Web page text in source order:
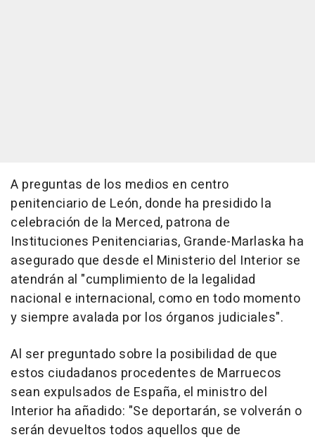
A preguntas de los medios en centro
penitenciario de León, donde ha presidido la
celebración de la Merced, patrona de
Instituciones Penitenciarias, Grande-Marlaska ha
asegurado que desde el Ministerio del Interior se
atendrán al "cumplimiento de la legalidad
nacional e internacional, como en todo momento
y siempre avalada por los órganos judiciales".
Al ser preguntado sobre la posibilidad de que
estos ciudadanos procedentes de Marruecos
sean expulsados de España, el ministro del
Interior ha añadido: "Se deportarán, se volverán o
serán devueltos todos aquellos que de